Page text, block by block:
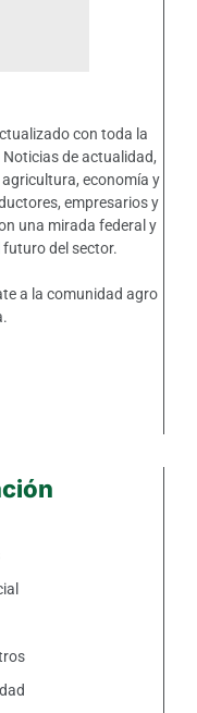
con toda la
de actualidad,
economía y
empresarios y
una mirada federal y
futuro del sector.
a la comunidad agro